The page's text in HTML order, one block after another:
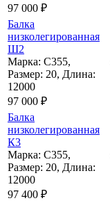
97 000 ₽
Балка
низколегированная
Ш2
Марка: С355,
Размер: 20, Длина:
12000
97 000 ₽
Балка
низколегированная
К3
Марка: С355,
Размер: 20, Длина:
12000
97 400 ₽